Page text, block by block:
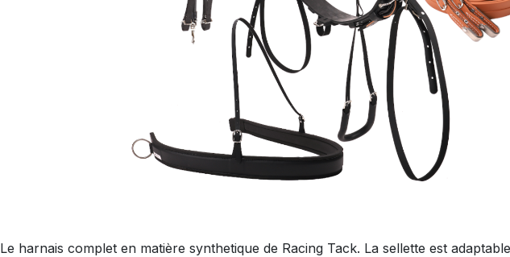
Le harnais complet en matière synthetique de Racing Tack. La sellette est